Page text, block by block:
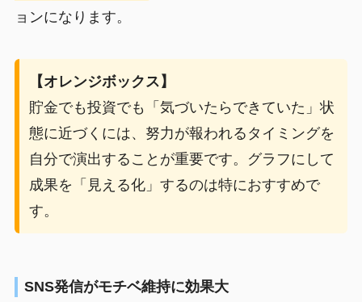
ョンになります。
【オレンジボックス】
貯金でも投資でも「気づいたらできていた」状
態に近づくには、努力が報われるタイミングを
自分で演出することが重要です。グラフにして
成果を「見える化」するのは特におすすめで
す。
SNS発信がモチベ維持に効果大